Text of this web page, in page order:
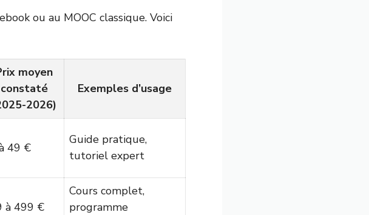
ou au MOOC classique. Voici
moyen
constaté
2026)
Exemples d’usage
49 €
Guide pratique,
tutoriel expert
à 499 €
Cours complet,
programme